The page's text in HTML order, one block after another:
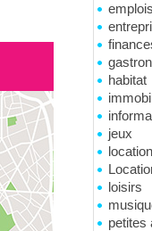
emplois
habitat
jeux
loisirs
petites